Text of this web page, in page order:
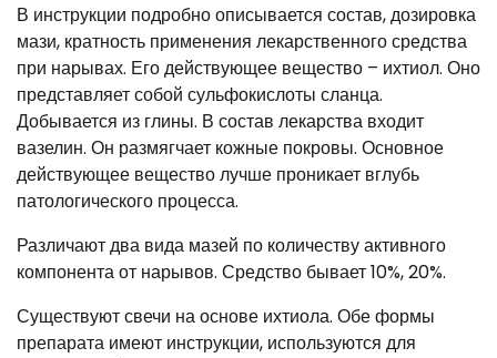
В инструкции подробно описывается состав, дозировка
мази, кратность применения лекарственного средства
при нарывах. Его действующее вещество – ихтиол. Оно
представляет собой сульфокислоты сланца.
Добывается из глины. В состав лекарства входит
вазелин. Он размягчает кожные покровы. Основное
действующее вещество лучше проникает вглубь
патологического процесса.
Различают два вида мазей по количеству активного
компонента от нарывов. Средство бывает 10%, 20%.
Существуют свечи на основе ихтиола. Обе формы
препарата имеют инструкции, используются для